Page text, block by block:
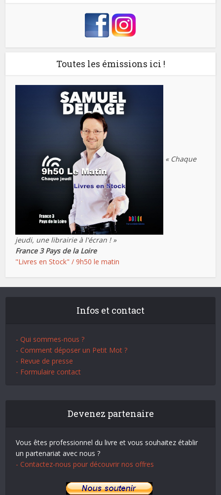
Toutes les émissions ici !
« Chaque
jeudi, une librairie à l'écran ! »
France 3 Pays de la Loire
"Livres en Stock" / 9h50 le matin
Infos et contact
- Qui sommes-nous ?
- Comment déposer un Petit Mot ?
- Revue de presse
- Formulaire contact
Devenez partenaire
Vous êtes professionnel du livre et vous souhaitez établir
un partenariat avec nous ?
- Contactez-nous pour découvrir nos offres